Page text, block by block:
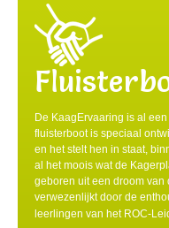
De KaagErvaaring is al
fluisterboot is speciaal
en het stelt hen in staat,
al het moois wat de
geboren uit een droom van
verwezenlijkt door de
leerlingen van het ROC-